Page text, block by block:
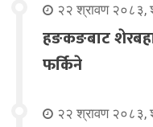
२२ श्रावण २०८३,
हङकङबाट
फर्किने
२२ श्रावण २०८३,